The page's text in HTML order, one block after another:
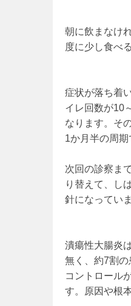
朝に飲まなけ
度に少し食べ
症状が落ち着
イレ回数が10
なります。そ
1か月半の周期
次回の診察ま
り替えて、し
針になっていま
潰瘍性大腸炎
無く、約7割
コントロール
す。原因や根